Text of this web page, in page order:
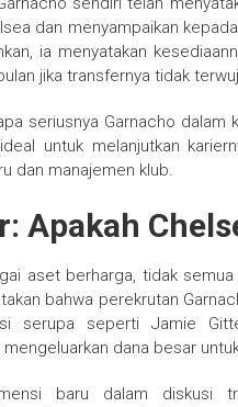
dan menyampaikan
ia menyatakan
jika transfernya tidak
seriusnya Garnacho
untuk melanjutkan
dan manajemen klub.
Apakah
aset berharga, tidak
bahwa perekrutan
serupa seperti Jamie
dana besar
baru dalam diskusi